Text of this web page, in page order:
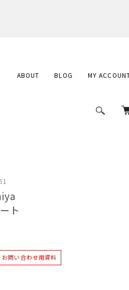
ABOUT BLOG MY
ト
お問い合わせ用資料